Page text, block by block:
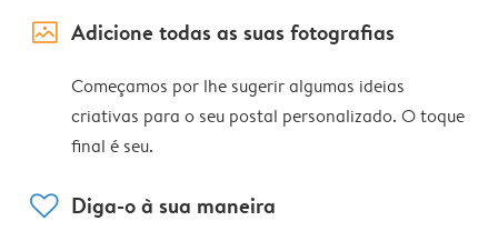
image_placeholder Adicione todas as suas fotografias
Começamos por lhe sugerir algumas ideias
criativas para o seu postal personalizado. O toque
final é seu.
heart Diga-o à sua maneira